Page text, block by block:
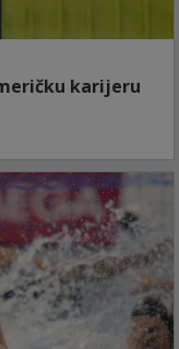
karijeru